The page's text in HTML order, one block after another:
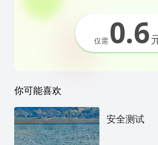
仅需0.6
你可能喜欢
安全测试